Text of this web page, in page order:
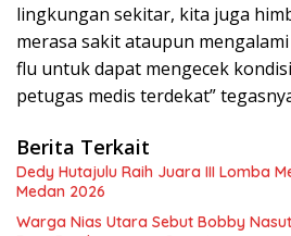
lingkungan sekitar, kita juga
merasa sakit ataupun
flu untuk dapat mengecek
petugas medis terdekat”
Berita Terkait
Dedy Hutajulu Raih Juara III Lomba
Medan 2026
Warga Nias Utara Sebut Bobby